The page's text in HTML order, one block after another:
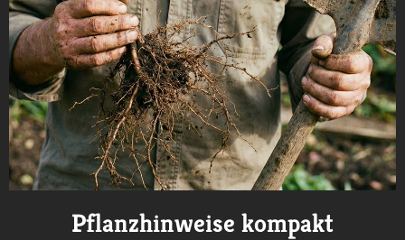
Pflanzhinweise kompakt